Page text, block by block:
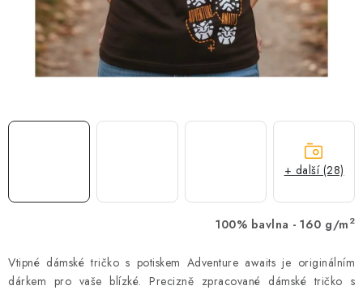
PROVIZNÍ SYSTÉM
O nás Časté otázky
Obchodní podmínky
100% bavlna - 160 g/m 2
Vtipné dámské tričko s potiskem Adventure awaits je originálním
dárkem pro vaše blízké. Precizně zpracované dámské tričko s
+ další (28)